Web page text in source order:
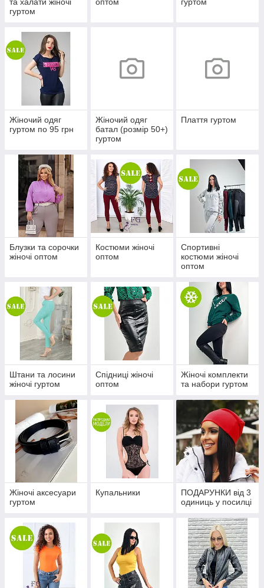
гуртом
Жіночий одяг
гуртом по 95 грн
Жіночий одяг
батал (розмір 50+)
гуртом
Плаття гуртом
Блузки та сорочки
жіночі оптом
Костюми жіночі
оптом
Спортивні
костюми жіночі
оптом
Штани та лосини
жіночі гуртом
Спідниці жіночі
оптом
Жіночі комплекти
та набори гуртом
Жіночі аксесуари
гуртом
Купальники
ПОДАРУНКИ від 3
одиниць у посилці